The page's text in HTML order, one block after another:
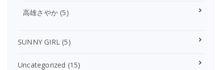
高雄さやか (5)
SUNNY GIRL (5)
Uncategorized (15)